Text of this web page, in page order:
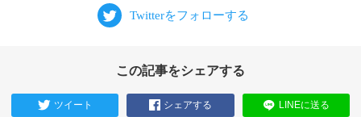
この記事をシェアする
ツイート シェアする LINEに送る